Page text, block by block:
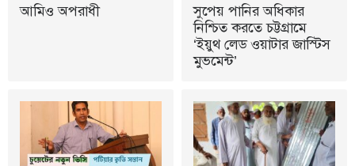
আমিও অপরাধী
সুপেয় পানির অধিকার
নিশ্চিত করতে চট্টগ্রামে
‘ইয়ুথ লেড ওয়াটার জাস্টিস
মুভমেন্ট’